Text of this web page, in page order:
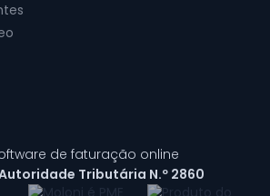
de faturação online
Tributária N.º 2860